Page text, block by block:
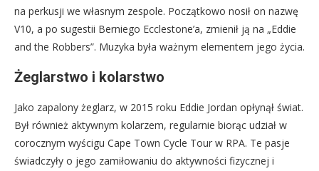
na perkusji we własnym zespole. Początkowo nosił on nazwę
V10, a po sugestii Berniego Ecclestone’a, zmienił ją na „Eddie
and the Robbers”. Muzyka była ważnym elementem jego życia.
Żeglarstwo i kolarstwo
Jako zapalony żeglarz, w 2015 roku Eddie Jordan opłynął świat.
Był również aktywnym kolarzem, regularnie biorąc udział w
corocznym wyścigu Cape Town Cycle Tour w RPA. Te pasje
świadczyły o jego zamiłowaniu do aktywności fizycznej i